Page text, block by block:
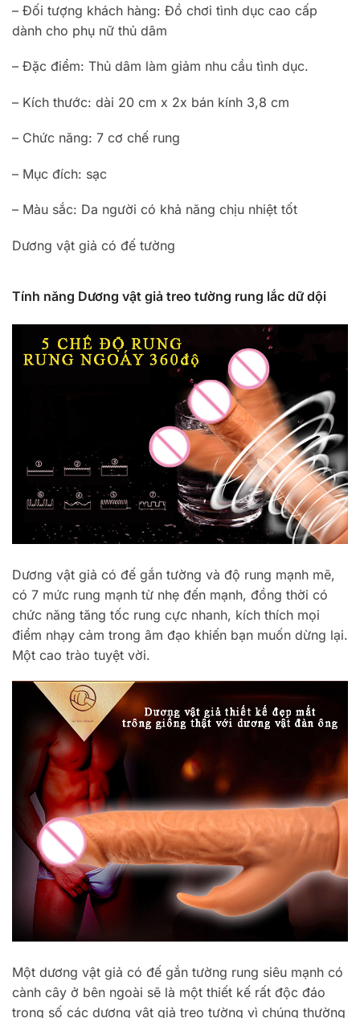
– Đối tượng khách hàng: Đồ chơi tình dục cao cấp
dành cho phụ nữ thủ dâm
– Đặc điểm: Thủ dâm làm giảm nhu cầu tình dục.
– Kích thước: dài 20 cm x 2x bán kính 3,8 cm
– Chức năng: 7 cơ chế rung
– Mục đích: sạc
– Màu sắc: Da người có khả năng chịu nhiệt tốt
Dương vật giả có đế tường
Tính năng Dương vật giả treo tường rung lắc dữ dội
Dương vật giả có đế gắn tường và độ rung mạnh mẽ,
có 7 mức rung mạnh từ nhẹ đến mạnh, đồng thời có
chức năng tăng tốc rung cực nhanh, kích thích mọi
điểm nhạy cảm trong âm đạo khiến bạn muốn dừng lại.
Một cao trào tuyệt vời.
Một dương vật giả có đế gắn tường rung siêu mạnh có
cành cây ở bên ngoài sẽ là một thiết kế rất độc đáo
trong số các dương vật giả treo tường vì chúng thường